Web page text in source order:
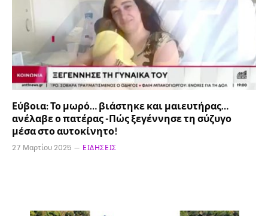
Εύβοια: Το μωρό… βιάστηκε και μαιευτήρας…
ανέλαβε ο πατέρας -Πώς ξεγέννησε τη σύζυγο
μέσα στο αυτοκίνητο!
27 Μαρτίου 2025 ΕΙΔΉΣΕΙΣ